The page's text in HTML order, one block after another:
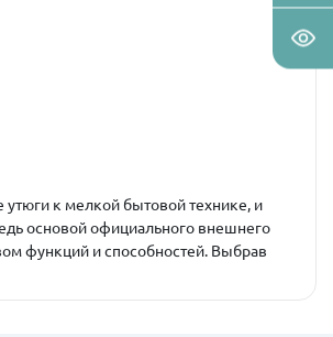
к мелкой бытовой технике, и
основой официального внешнего
функций и способностей. Выбрав